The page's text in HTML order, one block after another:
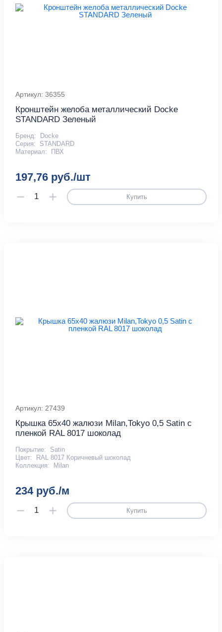
Артикул: 36355
Кронштейн желоба металлический Docke
STANDARD Зеленый
Бренд:
Docke
Серия:
STANDARD
Материал:
ПВХ
197,76 руб./шт
Купить
Артикул: 27439
Крышка 65х40 жалюзи Milan,Tokyo 0,5 Satin с
пленкой RAL 8017 шоколад
Покрытие:
Satin
Цвет:
RAL 8017 Коричневый шоколад
Коллекция:
Milan
234 руб./м
Купить